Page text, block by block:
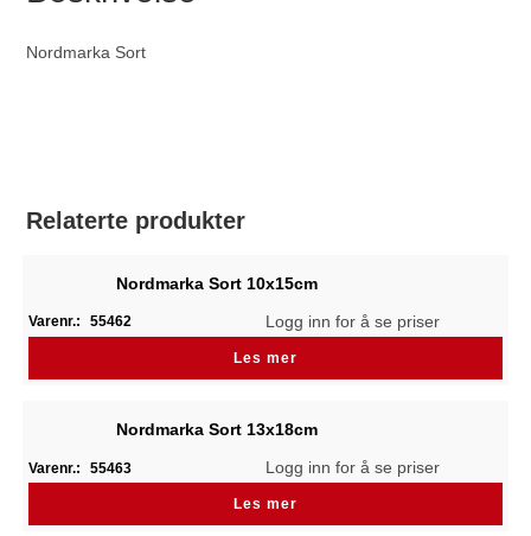
Nordmarka Sort
Relaterte produkter
Nordmarka Sort 10x15cm
Varenr.: 55462 Logg inn for å se priser
Les mer
Nordmarka Sort 13x18cm
Varenr.: 55463 Logg inn for å se priser
Les mer